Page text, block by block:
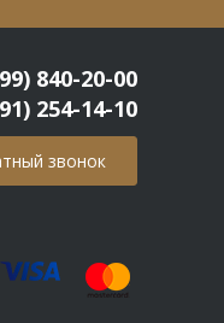
840-20-00
254-14-10
звонок